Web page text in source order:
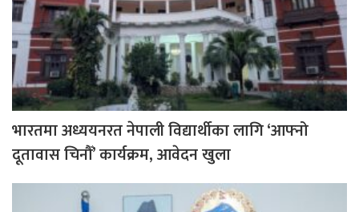
भारतमा अध्ययनरत नेपाली विद्यार्थीका लागि ‘आफ्नो
दूतावास चिनौँ’ कार्यक्रम, आवेदन खुला